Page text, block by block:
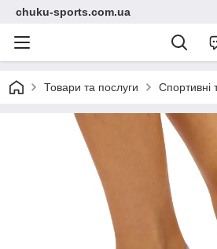
chuku-sports.com.ua
Товари та послуги Спортивні